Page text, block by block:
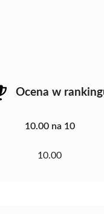
Ocena w
10.00 na 10
10.00